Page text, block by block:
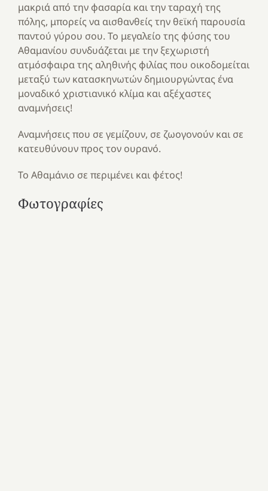
μακριά από την φασαρία και την ταραχή της
πόλης, μπορείς να αισθανθείς την θεϊκή παρουσία
παντού γύρου σου. Το μεγαλείο της φύσης του
Αθαμανίου συνδυάζεται με την ξεχωριστή
ατμόσφαιρα της αληθινής φιλίας που οικοδομείται
μεταξύ των κατασκηνωτών δημιουργώντας ένα
μοναδικό χριστιανικό κλίμα και αξέχαστες
αναμνήσεις!
Αναμνήσεις που σε γεμίζουν, σε ζωογονούν και σε
κατευθύνουν προς τον ουρανό.
Το Αθαμάνιο σε περιμένει και φέτος!
Φωτογραφίες